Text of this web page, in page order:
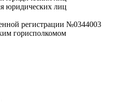
регистрации №0344003
горисполкомом